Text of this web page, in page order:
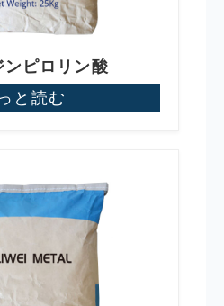
ンピロリン酸
と読む